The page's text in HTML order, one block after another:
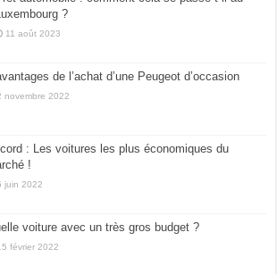
?
11 août 2023
de l’achat d’une Peugeot d’occasion
novembre 2022
: Les voitures les plus économiques du
!
juin 2022
voiture avec un très gros budget ?
février 2022